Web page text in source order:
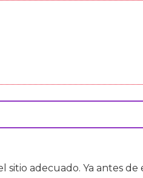
sitio adecuado. Ya antes